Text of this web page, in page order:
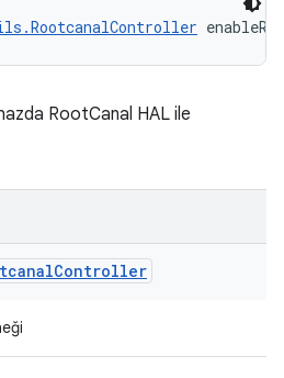
RootCanal HAL ile
Controller